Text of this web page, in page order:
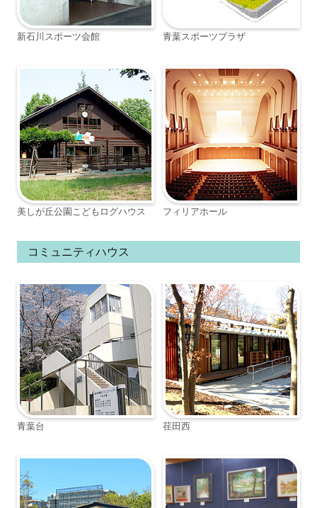
新石川スポーツ会館 青葉スポーツプラザ
美しが丘公園こどもログハウス フィリアホール
コミュニティハウス
青葉台 荏田西